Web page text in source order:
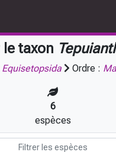
taxon
Equisetopsida Ordre :
6
espèces